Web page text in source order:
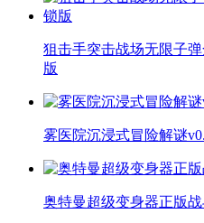
狙击手突击战场无限子
版
雾医院沉浸式冒险解谜
奥特曼超级变身器正版